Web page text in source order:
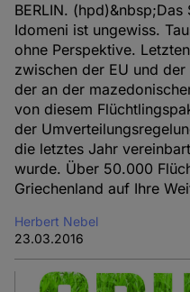
BERLIN.
Idomeni ist ungewiss.
ohne Perspektive.
zwischen der EU und
der an der
von diesem
der
die letztes Jahr
wurde. Über 50.000
Griechenland auf Ihre
Herbert Nebel
23.03.2016